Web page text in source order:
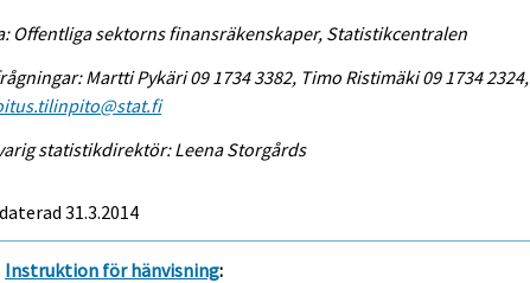
Offentliga sektorns finansräkenskaper, Statistikcentralen
Martti Pykäri 09 1734 3382, Timo Ristimäki 09 1734 2324,
statistikdirektör: Leena Storgårds
31.3.2014
Instruktion för hänvisning: